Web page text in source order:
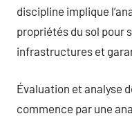
discipline implique
propriétés du sol pour
infrastructures et
Évaluation et analyse
commence par une